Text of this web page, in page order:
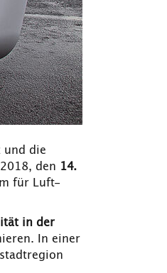
und die
den 14.
für Luft-
in der
In einer